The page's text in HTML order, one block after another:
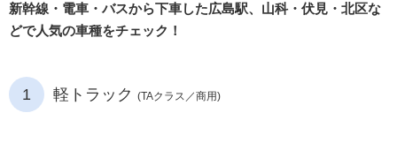
新幹線・電車・バスから下車した広島駅、山科・伏見・北区な
どで人気の車種をチェック！
1 軽トラック (TAクラス／商用)